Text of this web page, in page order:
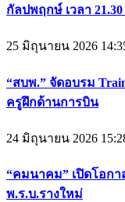
กัลปพฤกษ์ เวลา 21.30
25 มิถุนายน 2026
“สบพ.” จัดอบรม
ครูฝึกด้านการบิน
24 มิถุนายน 2026
“คมนาคม” เปิดโอก
พ.ร.บ.รางใหม่